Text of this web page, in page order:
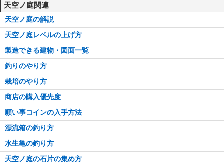
天空ノ庭関連
天空ノ庭の解説
天空ノ庭レベルの上げ方
製造できる建物・図面一覧
釣りのやり方
栽培のやり方
商店の購入優先度
願い事コインの入手方法
漂流箱の釣り方
水生亀の釣り方
天空ノ庭の石片の集め方